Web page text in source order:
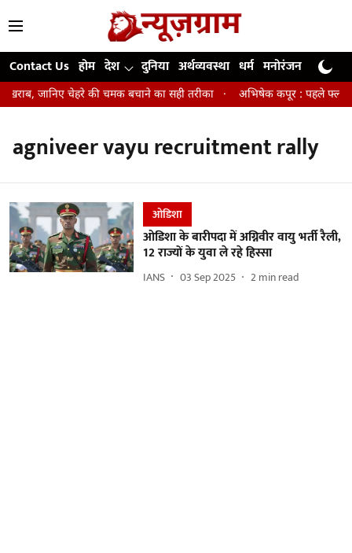
Contact Us होम देश दुनिया अर्थव्यवस्था धर्म मनोरंजन खेल
जानिए चेहरे की चमक बचाने का सही तरीका अभिषेक कपूर : पहले फ्लॉप
agniveer vayu recruitment rally
ओडिशा
ओडिशा के बारीपदा में अग्निवीर वायु भर्ती रैली,
12 राज्यों के युवा ले रहे हिस्सा
IANS 03 Sep 2025 2min read